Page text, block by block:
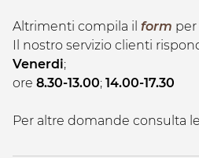
Altrimenti compila il form per
Il nostro servizio clienti
Venerdi;
ore 8.30-13.00; 14.00-17.30
Per altre domande consulta le